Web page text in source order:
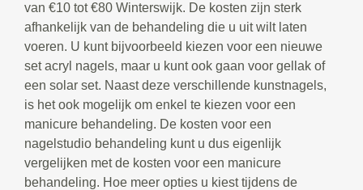
van €10 tot €80 Winterswijk. De kosten zijn sterk
afhankelijk van de behandeling die u uit wilt laten
voeren. U kunt bijvoorbeeld kiezen voor een nieuwe
set acryl nagels, maar u kunt ook gaan voor gellak of
een solar set. Naast deze verschillende kunstnagels,
is het ook mogelijk om enkel te kiezen voor een
manicure behandeling. De kosten voor een
nagelstudio behandeling kunt u dus eigenlijk
vergelijken met de kosten voor een manicure
behandeling. Hoe meer opties u kiest tijdens de